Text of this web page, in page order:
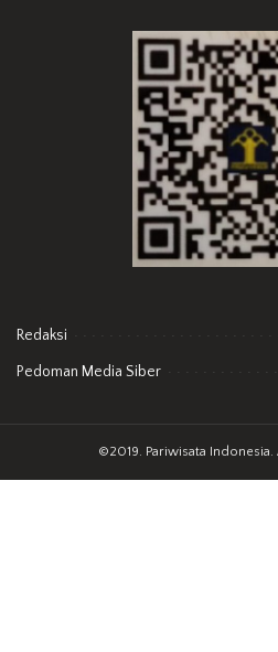
Redaksi
Pedoman Media Siber
©2019. Pariwisata Indonesia.